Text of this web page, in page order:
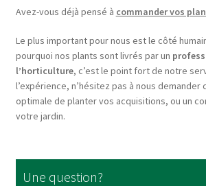
Avez-vous déjà pensé à commander vos
Le plus important pour nous est le côté
pourquoi nos plants sont livrés par un
l’horticulture, c’est le point fort de notre
l’expérience, n’hésitez pas à nous demander
optimale de planter vos acquisitions, ou un
votre jardin.
Une question?